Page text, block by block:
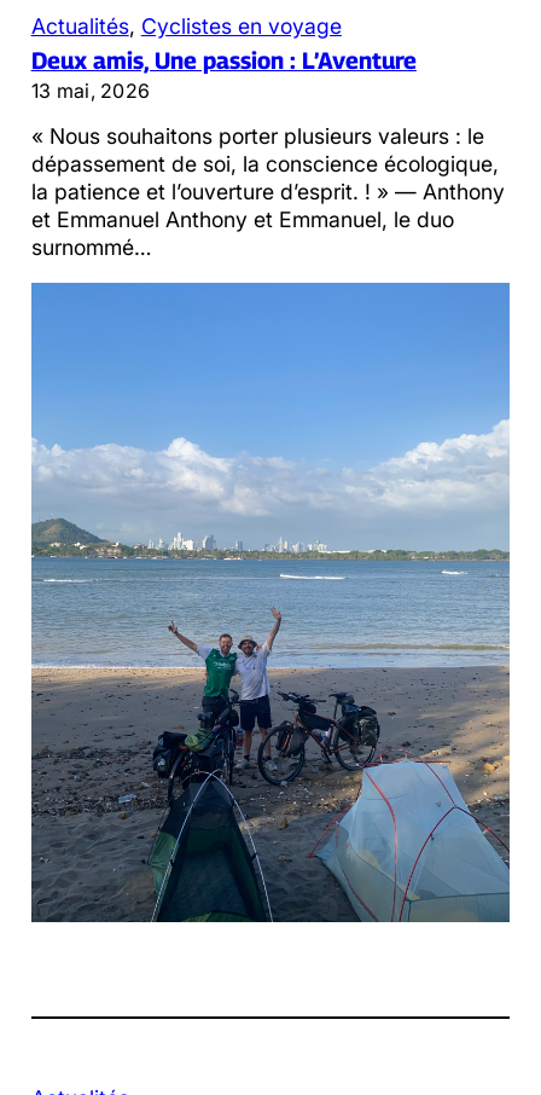
Actualités, Cyclistes en voyage
Deux amis, Une passion : L’Aventure
13 mai, 2026
« Nous souhaitons porter plusieurs valeurs : le
dépassement de soi, la conscience écologique,
la patience et l’ouverture d’esprit. ! » — Anthony
et Emmanuel Anthony et Emmanuel, le duo
surnommé…